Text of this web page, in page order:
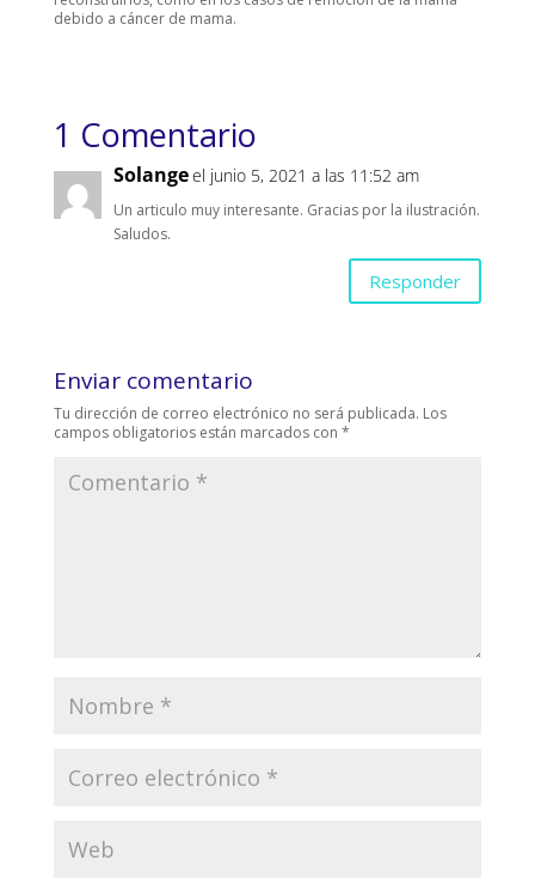
debido a cáncer de mama.
1 Comentario
Solangeel junio 5, 2021 a las 11:52 am
Un articulo muy interesante. Gracias por la ilustración.
Saludos.
Responder
Enviar comentario
Tu dirección de correo electrónico no será publicada. Los
campos obligatorios están marcados con *